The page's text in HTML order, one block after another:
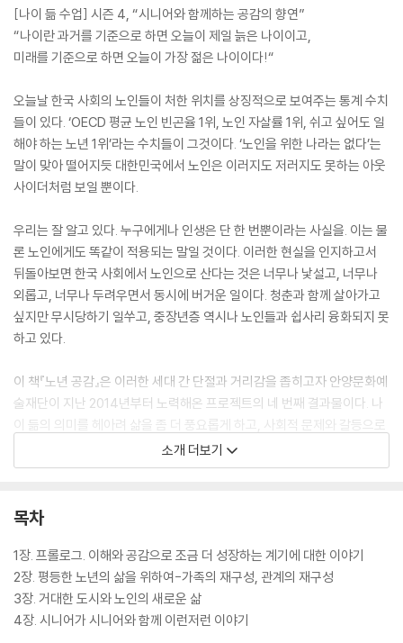
[나이 듦 수업] 시즌 4, “시니어와 함께하는 공감의 향연”
“나이란 과거를 기준으로 하면 오늘이 제일 늙은 나이이고,
미래를 기준으로 하면 오늘이 가장 젊은 나이이다!“
오늘날 한국 사회의 노인들이 처한 위치를 상징적으로 보여주는 통계 수치
들이 있다. ‘OECD 평균 노인 빈곤율 1위, 노인 자살률 1위, 쉬고 싶어도 일
해야 하는 노년 1위’라는 수치들이 그것이다. ‘노인을 위한 나라는 없다’는
말이 맞아 떨어지듯 대한민국에서 노인은 이러지도 저러지도 못하는 아웃
사이더처럼 보일 뿐이다.
우리는 잘 알고 있다. 누구에게나 인생은 단 한 번뿐이라는 사실을. 이는 물
론 노인에게도 똑같이 적용되는 말일 것이다. 이러한 현실을 인지하고서
뒤돌아보면 한국 사회에서 노인으로 산다는 것은 너무나 낯설고, 너무나
외롭고, 너무나 두려우면서 동시에 버거운 일이다. 청춘과 함께 살아가고
싶지만 무시당하기 일쑤고, 중장년층 역시나 노인들과 쉽사리 융화되지 못
하고 있다.
이 책『노년 공감』은 이러한 세대 간 단절과 거리감을 좁히고자 안양문화예
술재단이 지난 2014년부터 노력해온 프로젝트의 네 번째 결과물이다. 나
이 듦의 의미를 헤아려 삶을 좀 더 풍요롭게 하고, 사회적 문제와 갈등으로
비화되고 있는 노년의 문제를 풀어나가기 위해 시작한 ‘세대문화 인문대중
강좌’의 결실 중 하나인 것이다. 이미 《나이 듦 수업》 《선배 수업》 《당신의
다는 점에서 또 다른 시각으로 접근한 이번 도서의 발간은 그 의미와 가치
소개 더보기
목차
1장. 프롤로그. 이해와 공감으로 조금 더 성장하는 계기에 대한 이야기
2장. 평등한 노년의 삶을 위하여-가족의 재구성, 관계의 재구성
3장. 거대한 도시와 노인의 새로운 삶
4장. 시니어가 시니어와 함께 이런저런 이야기